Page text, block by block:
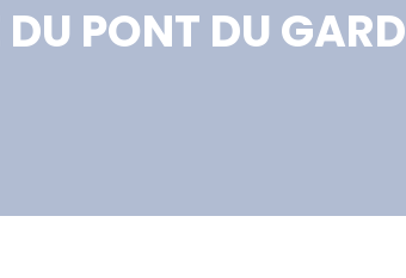
DU PONT DU GARD